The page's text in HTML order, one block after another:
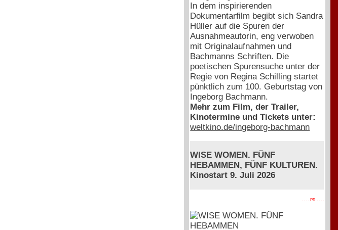
In dem inspirierenden
Dokumentarfilm begibt sich Sandra
Hüller auf die Spuren der
Ausnahmeautorin, eng verwoben
mit Originalaufnahmen und
Bachmanns Schriften. Die
poetischen Spurensuche unter der
Regie von Regina Schilling startet
pünktlich zum 100. Geburtstag von
Ingeborg Bachmann.
Mehr zum Film, der Trailer,
Kinotermine und Tickets unter:
weltkino.de/ingeborg-bachmann
WISE WOMEN. FÜNF
HEBAMMEN, FÜNF KULTUREN.
Kinostart 9. Juli 2026
. . . . PR . . . .